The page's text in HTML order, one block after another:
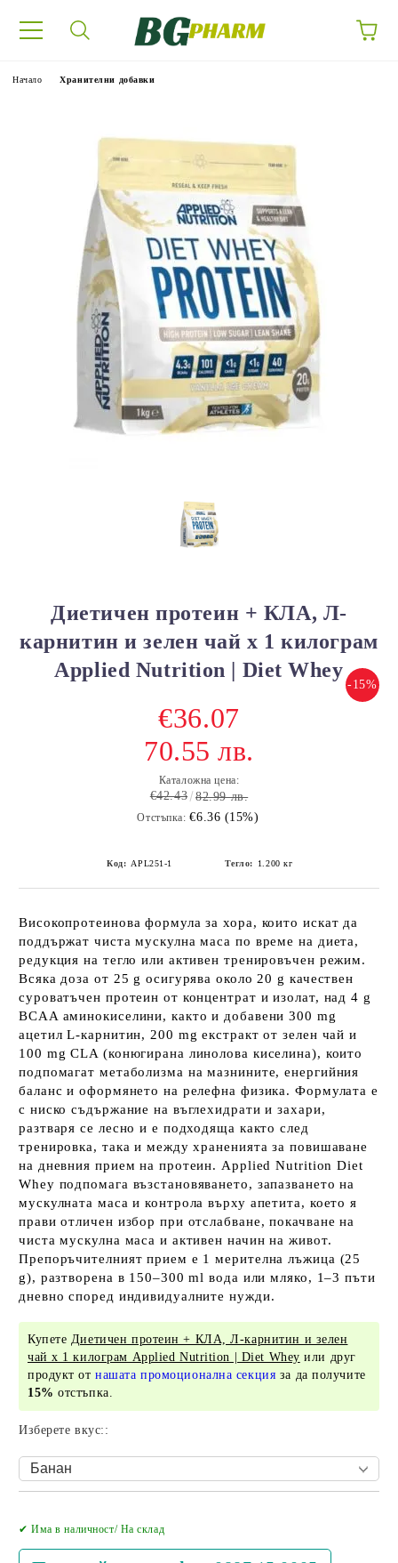
Начало Хранителни добавки
Диетичен протеин + КЛА, Л-
карнитин и зелен чай х 1 килограм
Applied Nutrition | Diet Whey
-15%
€36.07
70.55 лв.
Каталожна цена:
€42.43 82.99 лв.
Отстъпка: €6.36 (15%)
Код: APL251-1 Тегло: 1.200 кг
Високопротеинова формула за хора, които искат да
поддържат чиста мускулна маса по време на диета,
редукция на тегло или активен тренировъчен режим.
Всяка доза от 25 g осигурява около 20 g качествен
суроватъчен протеин от концентрат и изолат, над 4 g
BCAA аминокиселини, както и добавени 300 mg
ацетил L-карнитин, 200 mg екстракт от зелен чай и
100 mg CLA (конюгирана линолова киселина), които
подпомагат метаболизма на мазнините, енергийния
баланс и оформянето на релефна физика. Формулата е
с ниско съдържание на въглехидрати и захари,
разтваря се лесно и е подходяща както след
тренировка, така и между храненията за повишаване
на дневния прием на протеин. Applied Nutrition Diet
Whey подпомага възстановяването, запазването на
мускулната маса и контрола върху апетита, което я
прави отличен избор при отслабване, покачване на
чиста мускулна маса и активен начин на живот.
Препоръчителният прием е 1 мерителна лъжица (25
g), разтворена в 150–300 ml вода или мляко, 1–3 пъти
дневно според индивидуалните нужди.
Купете Диетичен протеин + КЛА, Л-карнитин и зелен
чай х 1 килограм Applied Nutrition | Diet Whey или друг
продукт отнашата промоционална секция за да получите
15% отстъпка.
Изберете вкус::
✔ Има в наличност/ На склад